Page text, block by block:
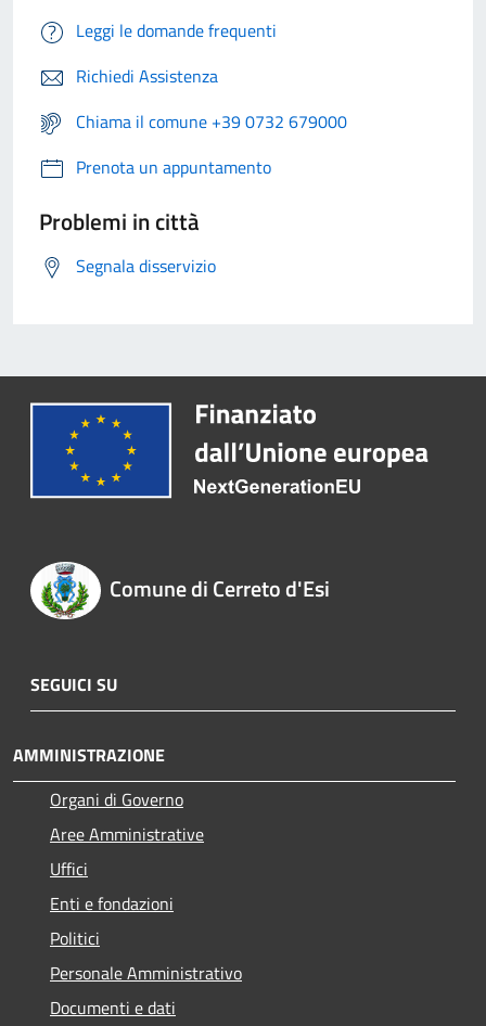
Leggi le domande frequenti
Richiedi Assistenza
Chiama il comune +39 0732 679000
Prenota un appuntamento
Problemi in città
Segnala disservizio
Comune di Cerreto d'Esi
SEGUICI SU
AMMINISTRAZIONE
Organi di Governo
Aree Amministrative
Uffici
Enti e fondazioni
Politici
Personale Amministrativo
Documenti e dati